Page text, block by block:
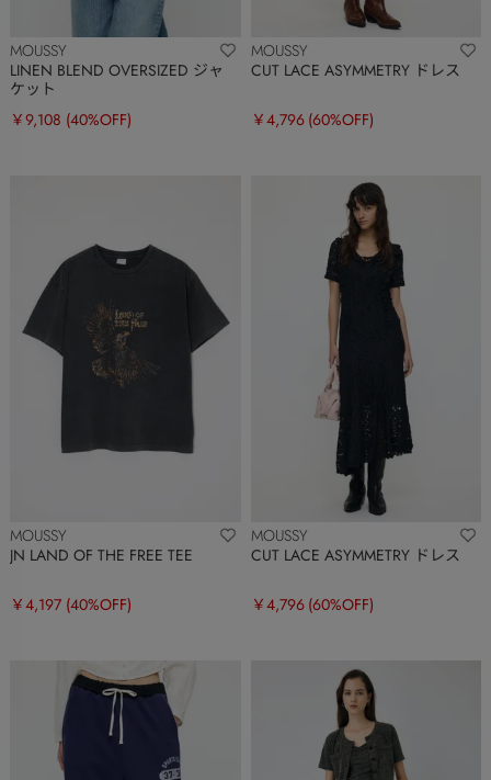
MOUSSY
LINEN BLEND OVERSIZED ジャ
ケット
￥9,108 (40%OFF)
MOUSSY
CUT LACE ASYMMETRY ドレス
￥4,796 (60%OFF)
MOUSSY
JN LAND OF THE FREE TEE
￥4,197 (40%OFF)
MOUSSY
CUT LACE ASYMMETRY ドレス
￥4,796 (60%OFF)